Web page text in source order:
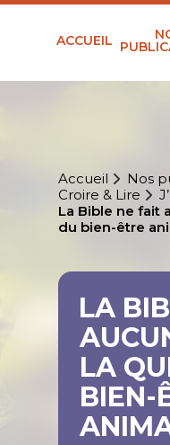
ACCUEIL
Accueil
Nos
Croire & Lire
La Bible ne fait
du bien-être
LA
LA
BIEN-